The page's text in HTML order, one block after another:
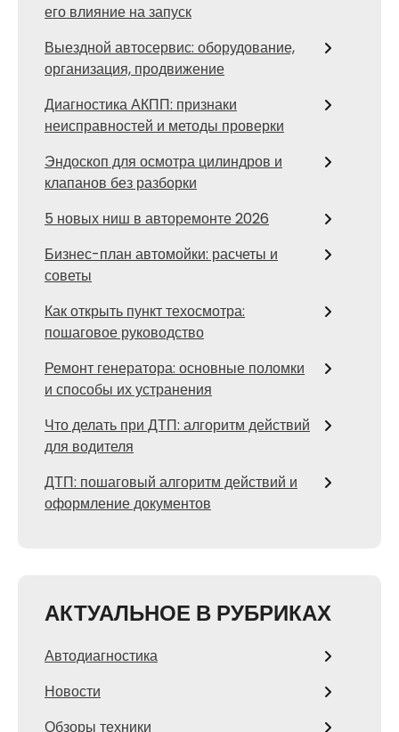
его влияние на запуск
Выездной автосервис: оборудование,
организация, продвижение
Диагностика АКПП: признаки
неисправностей и методы проверки
Эндоскоп для осмотра цилиндров и
клапанов без разборки
5 новых ниш в авторемонте 2026
Бизнес-план автомойки: расчеты и
советы
Как открыть пункт техосмотра:
пошаговое руководство
Ремонт генератора: основные поломки
и способы их устранения
Что делать при ДТП: алгоритм действий
для водителя
ДТП: пошаговый алгоритм действий и
оформление документов
АКТУАЛЬНОЕ В РУБРИКАХ
Автодиагностика
Новости
Обзоры техники